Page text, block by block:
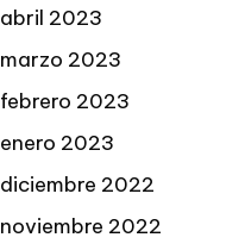
abril 2023
marzo 2023
febrero 2023
enero 2023
diciembre 2022
noviembre 2022